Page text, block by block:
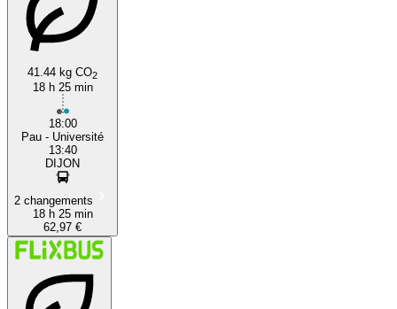
41.44 kg CO2
18 h 25 min
18:00
Pau - Université
13:40
DIJON
2 changements
18 h 25 min
62,97 €